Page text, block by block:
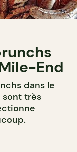
End
dans le
sont très